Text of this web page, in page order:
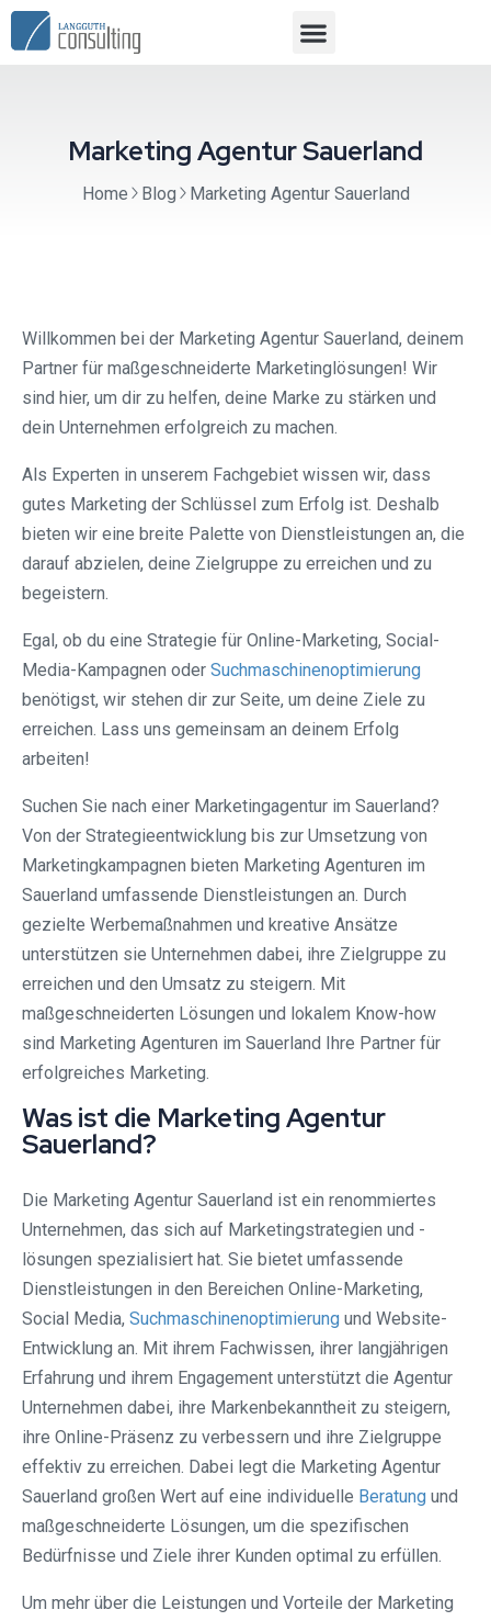
Marketing Agentur Sauerland
Home Blog Marketing Agentur Sauerland
Willkommen bei der Marketing Agentur Sauerland, deinem
Partner für maßgeschneiderte Marketinglösungen! Wir
sind hier, um dir zu helfen, deine Marke zu stärken und
dein Unternehmen erfolgreich zu machen.
Als Experten in unserem Fachgebiet wissen wir, dass
gutes Marketing der Schlüssel zum Erfolg ist. Deshalb
bieten wir eine breite Palette von Dienstleistungen an, die
darauf abzielen, deine Zielgruppe zu erreichen und zu
begeistern.
Egal, ob du eine Strategie für Online-Marketing, Social-
Media-Kampagnen oder Suchmaschinenoptimierung
benötigst, wir stehen dir zur Seite, um deine Ziele zu
erreichen. Lass uns gemeinsam an deinem Erfolg
arbeiten!
Suchen Sie nach einer Marketingagentur im Sauerland?
Von der Strategieentwicklung bis zur Umsetzung von
Marketingkampagnen bieten Marketing Agenturen im
Sauerland umfassende Dienstleistungen an. Durch
gezielte Werbemaßnahmen und kreative Ansätze
unterstützen sie Unternehmen dabei, ihre Zielgruppe zu
erreichen und den Umsatz zu steigern. Mit
maßgeschneiderten Lösungen und lokalem Know-how
sind Marketing Agenturen im Sauerland Ihre Partner für
erfolgreiches Marketing.
Was ist die Marketing Agentur
Sauerland?
Die Marketing Agentur Sauerland ist ein renommiertes
Unternehmen, das sich auf Marketingstrategien und -
lösungen spezialisiert hat. Sie bietet umfassende
Dienstleistungen in den Bereichen Online-Marketing,
Social Media, Suchmaschinenoptimierung und Website-
Entwicklung an. Mit ihrem Fachwissen, ihrer langjährigen
Erfahrung und ihrem Engagement unterstützt die Agentur
Unternehmen dabei, ihre Markenbekanntheit zu steigern,
ihre Online-Präsenz zu verbessern und ihre Zielgruppe
effektiv zu erreichen. Dabei legt die Marketing Agentur
Sauerland großen Wert auf eine individuelle Beratung und
maßgeschneiderte Lösungen, um die spezifischen
Bedürfnisse und Ziele ihrer Kunden optimal zu erfüllen.
Um mehr über die Leistungen und Vorteile der Marketing